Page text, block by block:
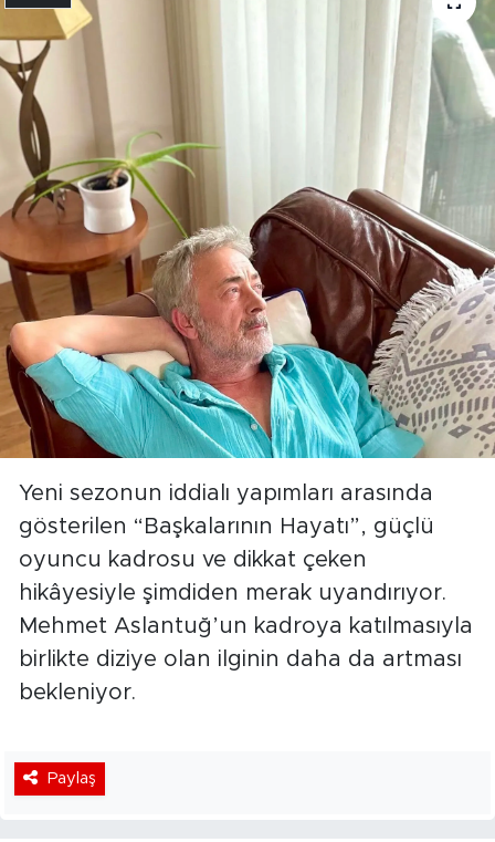
Yeni sezonun iddialı yapımları arasında
gösterilen “Başkalarının Hayatı”, güçlü
oyuncu kadrosu ve dikkat çeken
hikâyesiyle şimdiden merak uyandırıyor.
Mehmet Aslantuğ’un kadroya katılmasıyla
birlikte diziye olan ilginin daha da artması
bekleniyor.
Paylaş